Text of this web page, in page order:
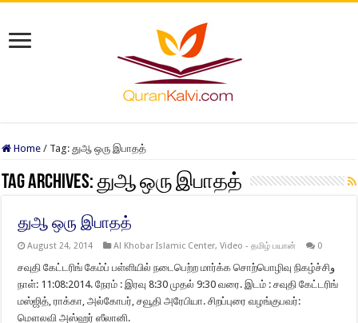
Home / Tag:துஆ ஒரு இபாதத்
Tag Archives: துஆ ஒரு இபாதத்
துஆ ஒரு இபாதத்
August 24, 2014 Al Khobar Islamic Center,Video - தமிழ் பயான் 0
சவுதி கேட்டரிங் கேம்ப் பள்ளியில் நடைபெற்ற மார்க்க சொற்பொழிவு நிகழ்ச்சிو
நாள்: 11:08:2014. நேரம் : இரவு 8:30 முதல் 9:30 வரை. இடம் : சவுதி கேட்டரிங்
மஸ்ஜித், ராக்கா, அல்கோபர், சவூதி அரேபியா. சிறப்புரை வழங்குபவர்:
மௌலவி அஸ்ஹர் ஸீலானி.